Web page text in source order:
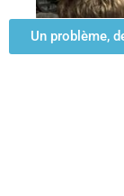
Un problème,